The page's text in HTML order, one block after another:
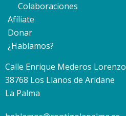
Colaboraciones
Afíliate
Donar
¿Hablamos?
Calle Enrique Mederos Lorenzo
38768 Los Llanos de Aridane
La Palma